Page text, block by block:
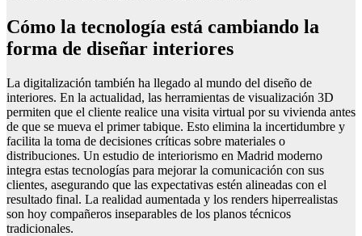
Cómo la tecnología está cambiando la
forma de diseñar interiores
La digitalización también ha llegado al mundo del diseño de
interiores. En la actualidad, las herramientas de visualización 3D
permiten que el cliente realice una visita virtual por su vivienda antes
de que se mueva el primer tabique. Esto elimina la incertidumbre y
facilita la toma de decisiones críticas sobre materiales o
distribuciones. Un estudio de interiorismo en Madrid moderno
integra estas tecnologías para mejorar la comunicación con sus
clientes, asegurando que las expectativas estén alineadas con el
resultado final. La realidad aumentada y los renders hiperrealistas
son hoy compañeros inseparables de los planos técnicos
tradicionales.